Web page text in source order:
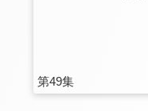
第49集